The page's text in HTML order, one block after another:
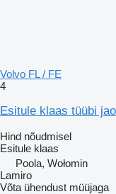
Volvo FL / FE
4
Esitule klaas tüübi
Hind nõudmisel
Esitule klaas
Poola, Wołomin
Lamiro
Võta ühendust müüjaga